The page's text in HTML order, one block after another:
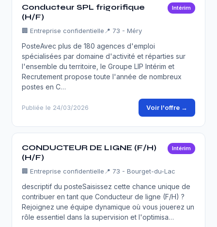
Conducteur SPL frigorifique
(H/F)
Intérim
🏢 Entreprise confidentielle 📍 73 - Méry
PosteAvec plus de 180 agences d'emploi
spécialisées par domaine d'activité et réparties sur
l'ensemble du territoire, le Groupe LIP Intérim et
Recrutement propose toute l'année de nombreux
postes en C…
Publiée le 24/03/2026 Voir l'offre →
CONDUCTEUR DE LIGNE (F/H)
(H/F)
Intérim
🏢 Entreprise confidentielle 📍 73 - Bourget-du-Lac
descriptif du posteSaisissez cette chance unique de
contribuer en tant que Conducteur de ligne (F/H) ?
Rejoignez une équipe dynamique où vous jouerez un
rôle essentiel dans la supervision et l'optimisa…